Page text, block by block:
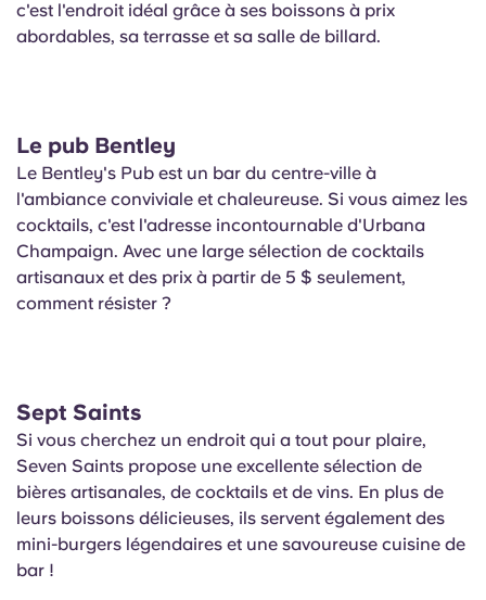
c'est l'endroit idéal grâce à ses boissons à prix
abordables, sa terrasse et sa salle de billard.
Le pub Bentley
Le Bentley's Pub est un bar du centre-ville à
l'ambiance conviviale et chaleureuse. Si vous aimez les
cocktails, c'est l'adresse incontournable d'Urbana
Champaign. Avec une large sélection de cocktails
artisanaux et des prix à partir de 5 $ seulement,
comment résister ?
Sept Saints
Si vous cherchez un endroit qui a tout pour plaire,
Seven Saints propose une excellente sélection de
bières artisanales, de cocktails et de vins. En plus de
leurs boissons délicieuses, ils servent également des
mini-burgers légendaires et une savoureuse cuisine de
bar !